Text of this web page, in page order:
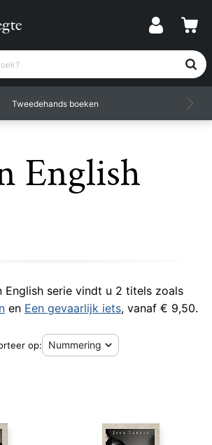
zoek?
Tweedehands boeken
English
English serie vindt u 2 titels zoals
en Een gevaarlijk iets, vanaf € 9,50.
op: